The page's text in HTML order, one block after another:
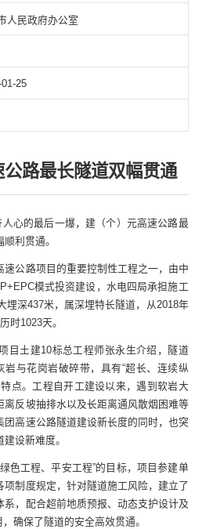
人民政府办公室
25
路最长隧道双幅贯通
的最后一爆，建（个）元高速公路最
利贯通。
公路项目的重要控制性工程之一，由中
模式投资建设，水电四局承担施工
埋深437米，属深埋特长隧道，从2018年
时1023天。
土建10标总工程师张永生介绍，隧道
与花岗岩破碎带，具有“超长、连续纵
点。工程自开工建设以来，遇到软岩大
离反坡抽排水以及长距离通风散烟困难等
团高速公路隧道建设新长度的同时，也突
设新难度。
工程、平安工程”的目标，项目参建单
项制度规定，针对隧道施工风险，建立了
系，配合超前地质预报、动态支护设计及
确保了隧道的安全高效贯通。